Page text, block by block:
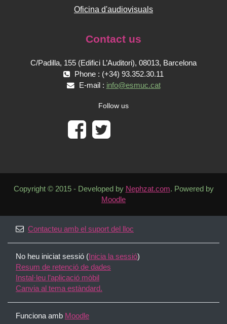
Oficina d'audiovisuals
Contact us
C/Padilla, 155 (Edifici L’Auditori), 08013, Barcelona
Phone : (+34) 93.352.30.11
E-mail : info@esmuc.cat
Follow us
Copyright © 2015 - Developed by Nephzat.com. Powered by
Moodle
Contacteu amb el suport del lloc
No heu iniciat sessió ( Inicia la sessió)
Resum de retenció de dades
Instal·leu l’aplicació mòbil
Canvia al tema estàndard.
Funciona amb Moodle